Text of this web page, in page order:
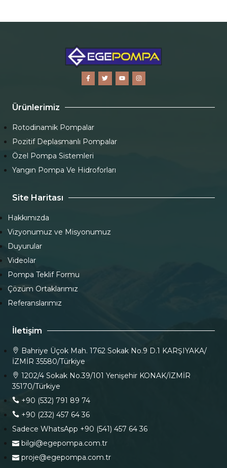
Ürünlerimiz
Rotodinamik Pompalar
Pozitif Deplasmanlı Pompalar
Özel Pompa Sistemleri
Yangın Pompa Ve Hidroforları
Site Haritası
Hakkımızda
Vizyonumuz ve Misyonumuz
Duyurular
Videolar
Pompa Teklif Formu
Çözüm Ortaklarımız
Referanslarımız
İletişim
Bahriye Üçok Mah. 1762 Sokak No.9 D.1 KARŞIYAKA/
İZMİR 35580/Türkiye
1202/4 Sokak No.39/101 Yenişehir KONAK/İZMİR
35170/Türkiye
+90 (532) 791 89 74
+90 (232) 457 64 36
Sadece WhatsApp +90 (541) 457 64 36
bilgi@egepompa.com.tr
proje@egepompa.com.tr